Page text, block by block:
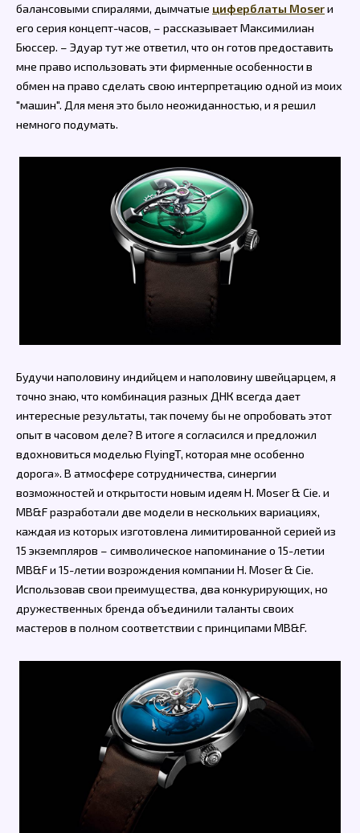
балансовыми спиралями, дымчатые циферблаты Moserи
его серия концепт-часов, – рассказывает Максимилиан
Бюссер. – Эдуар тут же ответил, что он готов предоставить
мне право использовать эти фирменные особенности в
обмен на право сделать свою интерпретацию одной из моих
"машин". Для меня это было неожиданностью, и я решил
немного подумать.
Будучи наполовину индийцем и наполовину швейцарцем, я
точно знаю, что комбинация разных ДНК всегда дает
интересные результаты, так почему бы не опробовать этот
опыт в часовом деле? В итоге я согласился и предложил
вдохновиться моделью FlyingT, которая мне особенно
дорога». В атмосфере сотрудничества, синергии
возможностей и открытости новым идеям H. Moser & Cie. и
MB&F разработали две модели в нескольких вариациях,
каждая из которых изготовлена лимитированной серией из
15 экземпляров – символическое напоминание о 15-летии
MB&F и 15-летии возрождения компании H. Moser & Cie.
Использовав свои преимущества, два конкурирующих, но
дружественных бренда объединили таланты своих
мастеров в полном соответствии с принципами MB&F.